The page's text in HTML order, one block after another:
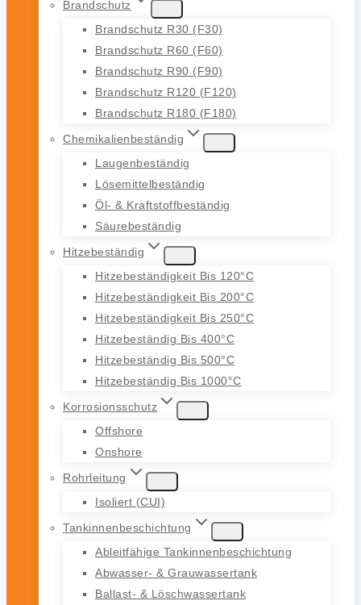
Brandschutz
Brandschutz R30 (F30)
Brandschutz R60 (F60)
Brandschutz R90 (F90)
Brandschutz R120 (F120)
Brandschutz R180 (F180)
Chemikalienbeständig
Laugenbeständig
Lösemittelbeständig
Öl- & Kraftstoffbeständig
Säurebeständig
Hitzebeständig
Hitzebeständigkeit Bis 120°C
Hitzebeständigkeit Bis 200°C
Hitzebeständigkeit Bis 250°C
Hitzebeständig Bis 400°C
Hitzebeständig Bis 500°C
Hitzebeständig Bis 1000°C
Korrosionsschutz
Offshore
Onshore
Rohrleitung
Isoliert (CUI)
Tankinnenbeschichtung
Ableitfähige Tankinnenbeschichtung
Abwasser- & Grauwassertank
Ballast- & Löschwassertank